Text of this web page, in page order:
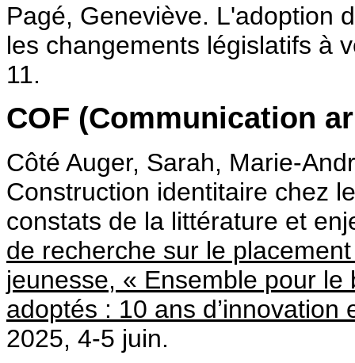
Pagé, Geneviève. L'adoption
les changements législatifs à
11.
COF (Communication
Côté Auger, Sarah, Marie-
Construction identitaire chez
constats de la littérature et
de recherche sur le
jeunesse, « Ensemble pour
adoptés : 10 ans d’innovation
2025, 4-5 juin.